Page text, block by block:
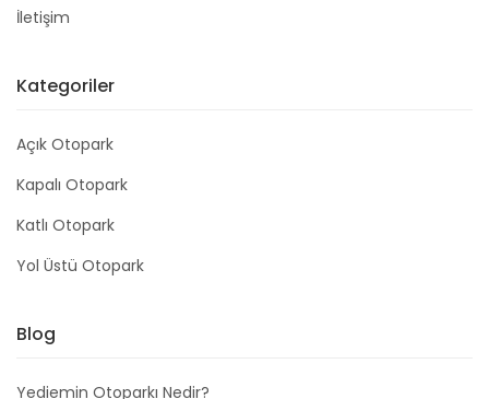
İletişim
Kategoriler
Açık Otopark
Kapalı Otopark
Katlı Otopark
Yol Üstü Otopark
Blog
Yediemin Otoparkı Nedir?